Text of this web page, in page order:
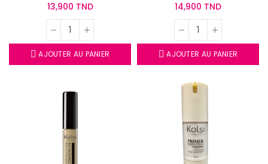
13,900 TND
AJOUTER AU PANIER
14,900 TND
AJOUTER AU PANIER